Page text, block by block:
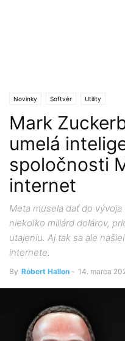
Novinky Softvér Utility
Mark
umelá
spoločnosti
internet
Meta musela dať do
niekoľko miliárd dolárov,
utajeniu. Aj tak sa ale
internete.
By Róbert Hallon - 14. marca